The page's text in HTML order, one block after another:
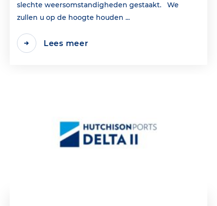
slechte weersomstandigheden gestaakt. We
zullen u op de hoogte houden ...
Lees meer